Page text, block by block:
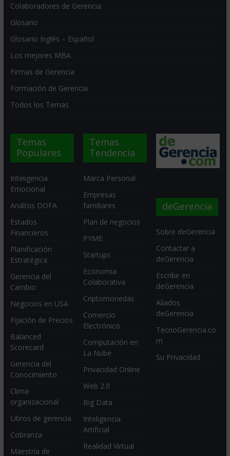
Colaboradores de Gerencia
Glosario
Glosario Inglés – Español
Los mejores MBA
Firmas de Gerencia
Formación de Gerencia
Todos los Temas
Temas
Populares
Inteligencia
Emocional
Análisis DOFA
Estados
Financieros
Planificación
Estratégica
Gerencia del
Cambio
Negocios en USA
Fijación de Precios
Balanced
Scorecard
Gerencia del
Conocimiento
Clima
organizacional
Libros de gerencia
Cobranza
Maestría de
Temas
Tendencia
Marca Personal
Empresas
familiares
Plan de negocios
PYME
Startups
Economia
Colaborativa
Criptomonedas
Comercio
Electrónico
Computación en
La Nube
Privacidad Online
Web 2.0
Big Data
Inteligencia
Artificial
Realidad Virtual
deGerencia
Sobre deGerencia
Contactar a
deGerencia
Escribir en
deGerencia
Aliados
deGerencia
TecnoGerencia.co
m
Su Privacidad